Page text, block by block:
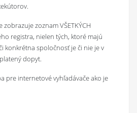
zoznam VŠETKÝCH
registra, nielen tých, ktoré majú
konkrétna spoločnosť je či nie je v
dopyt.
pre internetové vyhľadávače ako je